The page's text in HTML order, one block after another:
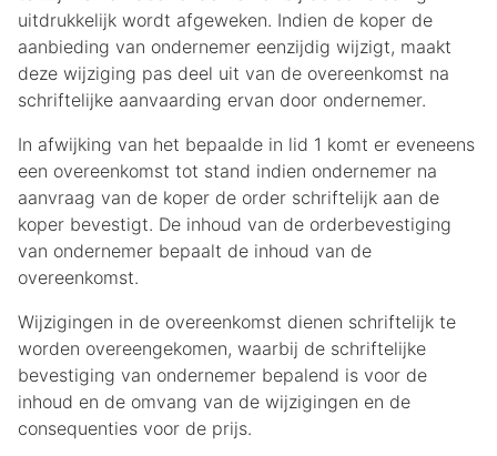
uitdrukkelijk wordt afgeweken. Indien de koper de
aanbieding van ondernemer eenzijdig wijzigt, maakt
deze wijziging pas deel uit van de overeenkomst na
schriftelijke aanvaarding ervan door ondernemer.
In afwijking van het bepaalde in lid 1 komt er eveneens
een overeenkomst tot stand indien ondernemer na
aanvraag van de koper de order schriftelijk aan de
koper bevestigt. De inhoud van de orderbevestiging
van ondernemer bepaalt de inhoud van de
overeenkomst.
Wijzigingen in de overeenkomst dienen schriftelijk te
worden overeengekomen, waarbij de schriftelijke
bevestiging van ondernemer bepalend is voor de
inhoud en de omvang van de wijzigingen en de
consequenties voor de prijs.